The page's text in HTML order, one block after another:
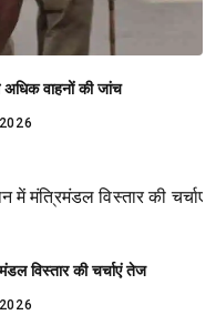
वाहनों की जांच
विस्तार की चर्चाएं तेज